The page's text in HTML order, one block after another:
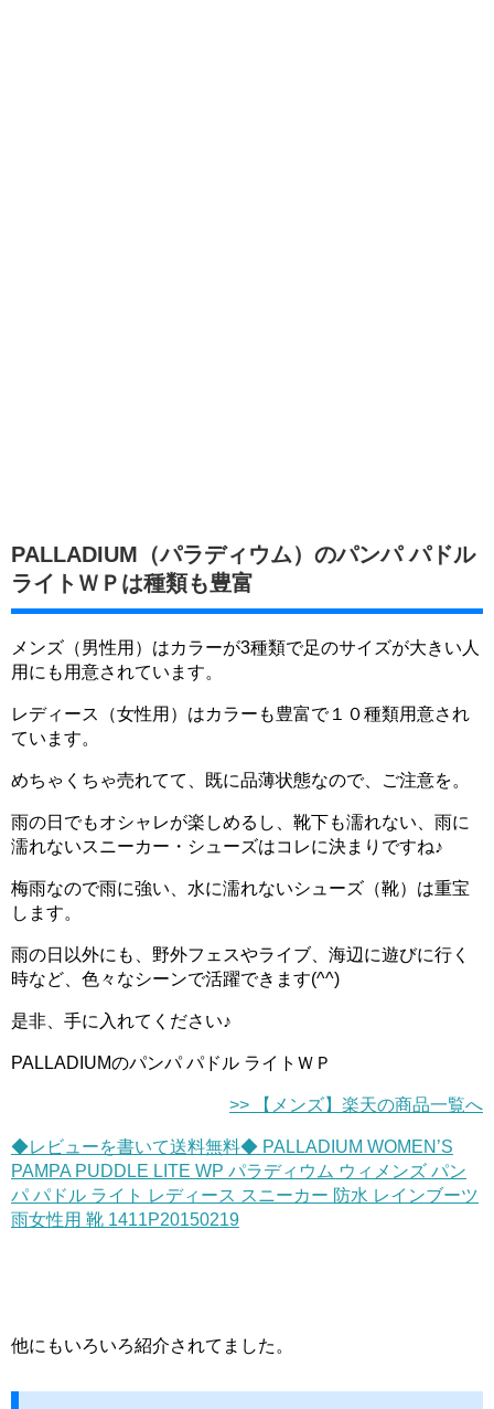
PALLADIUM（パラディウム）のパンパ パドル
ライトＷＰは種類も豊富
メンズ（男性用）はカラーが3種類で足のサイズが大きい人
用にも用意されています。
レディース（女性用）はカラーも豊富で１０種類用意され
ています。
めちゃくちゃ売れてて、既に品薄状態なので、ご注意を。
雨の日でもオシャレが楽しめるし、靴下も濡れない、雨に
濡れないスニーカー・シューズはコレに決まりですね♪
梅雨なので雨に強い、水に濡れないシューズ（靴）は重宝
します。
雨の日以外にも、野外フェスやライブ、海辺に遊びに行く
時など、色々なシーンで活躍できます(^^)
是非、手に入れてください♪
PALLADIUMのパンパ パドル ライトＷＰ
>> 【メンズ】楽天の商品一覧へ
◆レビューを書いて送料無料◆ PALLADIUM WOMEN’S
PAMPA PUDDLE LITE WP パラディウム ウィメンズ パン
パ パドル ライト レディース スニーカー 防水 レインブーツ
雨女性用 靴 1411P20150219
他にもいろいろ紹介されてました。